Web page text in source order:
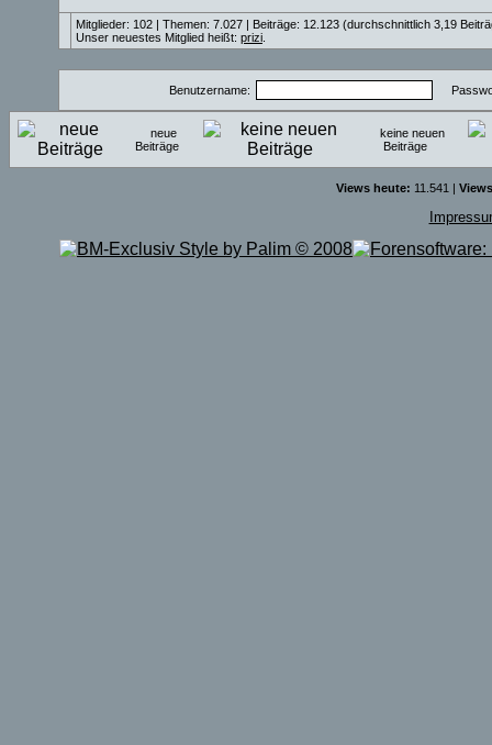
Mitglieder: 102 | Themen: 7.027 | Beiträge: 12.123 (durchschnittlich 3,19
Unser neuestes Mitglied heißt: prizi
Benutzername:
neue
Beiträge
keine neuen
Beiträge
Views heute: 11.541 |